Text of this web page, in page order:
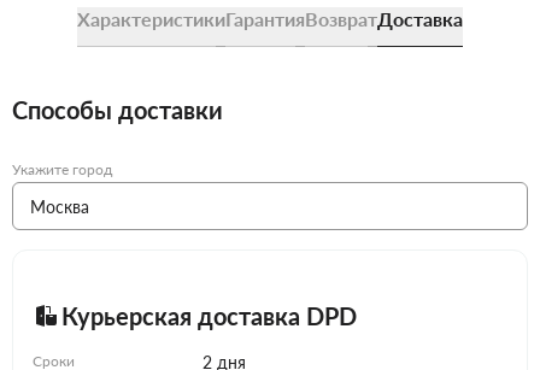
ХарактеристикиГарантияВозвратДоставка
Способы доставки
Укажите город
Курьерская доставка DPD
Сроки 2 дня